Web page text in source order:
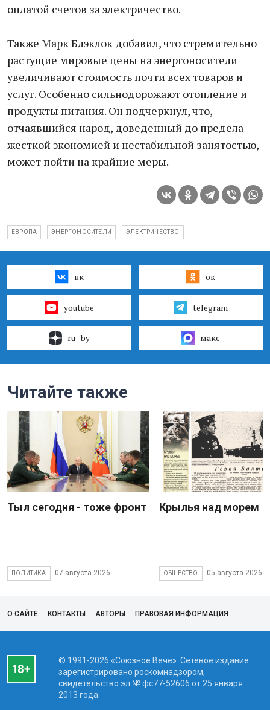
оплатой счетов за электричество.
Также Марк Блэклок добавил, что стремительно
растущие мировые цены на энергоносители
увеличивают стоимость почти всех товаров и
услуг. Особенно сильнодорожают отопление и
продукты питания. Он подчеркнул, что,
отчаявшийся народ, доведенный до предела
жесткой экономией и нестабильной занятостью,
может пойти на крайние меры.
ЕВРОПА ЭНЕРГОНОСИТЕЛИ ЭЛЕКТРИЧЕСТВО
вк ок
youtube telegram
ru–by макс
Читайте также
Тыл сегодня - тоже фронт
ПОЛИТИКА 07 августа 2026
Крылья над морем
ОБЩЕСТВО 05 августа 2026
О САЙТЕ КОНТАКТЫ АВТОРЫ ПРАВОВАЯ ИНФОРМАЦИЯ
© 1991-2026 «Союзное Вече». Сетевое издание
зарегистрировано роскомнадзором,
свидетельство эл № фc77-52606 от 25 января
2013 года.